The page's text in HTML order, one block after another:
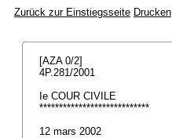
Zurück zur Einstiegsseite Drucken
[AZA 0/2]
4P.281/2001
Ie COUR CIVILE
****************************
12 mars 2002